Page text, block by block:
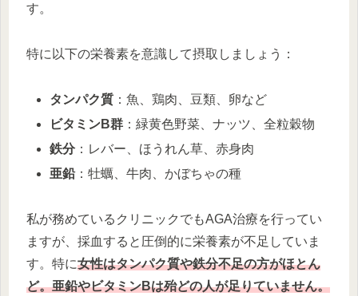
す。
特に以下の栄養素を意識して摂取しましょう：
タンパク質 ：魚、鶏肉、豆類、卵など
ビタミンB群 ：緑黄色野菜、ナッツ、全粒穀物
鉄分：レバー、ほうれん草、赤身肉
亜鉛：牡蠣、牛肉、かぼちゃの種
私が務めているクリニックでもAGA治療を行ってい
ますが、採血すると圧倒的に栄養素が不足していま
す。特に女性はタンパク質や鉄分不足の方がほとん
ど。亜鉛やビタミンBは殆どの人が足りていません。